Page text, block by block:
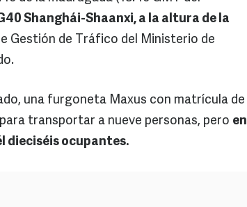
Shanghái-Shaanxi, a la altura de la
Gestión de Tráfico del Ministerio de
una furgoneta Maxus con matrícula de
transportar a nueve personas, pero en
dieciséis ocupantes.